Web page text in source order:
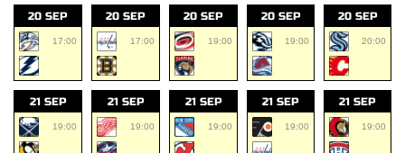
20 SEP
17:00
20 SEP
17:00
20 SEP
19:00
20 SEP
19:00
20 SEP
20:00
21 SEP
19:00
21 SEP
19:00
21 SEP
19:00
21 SEP
19:00
21 SEP
19:00